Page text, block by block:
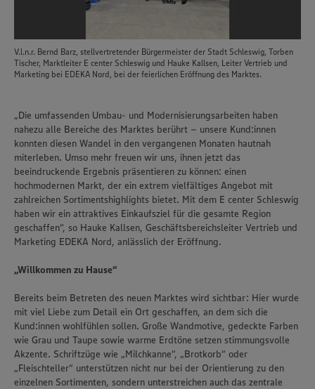
V.l.n.r. Bernd Barz, stellvertretender Bürgermeister der Stadt Schleswig, Torben
Tischer, Marktleiter E center Schleswig und Hauke Kallsen, Leiter Vertrieb und
Marketing bei EDEKA Nord, bei der feierlichen Eröffnung des Marktes.
„Die umfassenden Umbau- und Modernisierungsarbeiten haben
nahezu alle Bereiche des Marktes berührt – unsere Kund:innen
konnten diesen Wandel in den vergangenen Monaten hautnah
miterleben. Umso mehr freuen wir uns, ihnen jetzt das
beeindruckende Ergebnis präsentieren zu können: einen
hochmodernen Markt, der ein extrem vielfältiges Angebot mit
zahlreichen Sortimentshighlights bietet. Mit dem E center Schleswig
haben wir ein attraktives Einkaufsziel für die gesamte Region
geschaffen“, so Hauke Kallsen, Geschäftsbereichsleiter Vertrieb und
Marketing EDEKA Nord, anlässlich der Eröffnung.
„Willkommen zu Hause“
Bereits beim Betreten des neuen Marktes wird sichtbar: Hier wurde
mit viel Liebe zum Detail ein Ort geschaffen, an dem sich die
Kund:innen wohlfühlen sollen. Große Wandmotive, gedeckte Farben
wie Grau und Taupe sowie warme Erdtöne setzen stimmungsvolle
Akzente. Schriftzüge wie „Milchkanne“, „Brotkorb“ oder
„Fleischteller“ unterstützen nicht nur bei der Orientierung zu den
einzelnen Sortimenten, sondern unterstreichen auch das zentrale